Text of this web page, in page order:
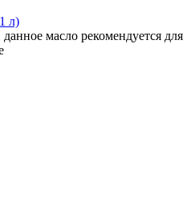
л)
масло рекомендуется для